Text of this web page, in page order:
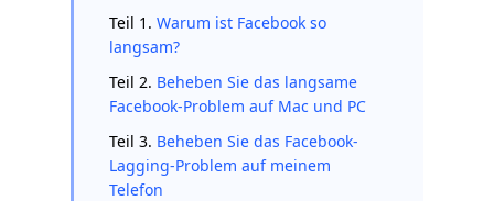
Teil 1. Warum ist Facebook so
langsam?
Teil 2. Beheben Sie das langsame
Facebook-Problem auf Mac und PC
Teil 3. Beheben Sie das Facebook-
Lagging-Problem auf meinem
Telefon